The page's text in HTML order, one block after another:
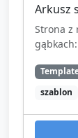
Arkusz
Strona z
gąbkach:
szablon